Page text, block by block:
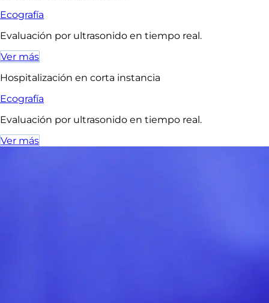
Ecografía
Evaluación por ultrasonido en tiempo real.
Ver más
Hospitalización en corta instancia
Ecografía
Evaluación por ultrasonido en tiempo real.
Ver más